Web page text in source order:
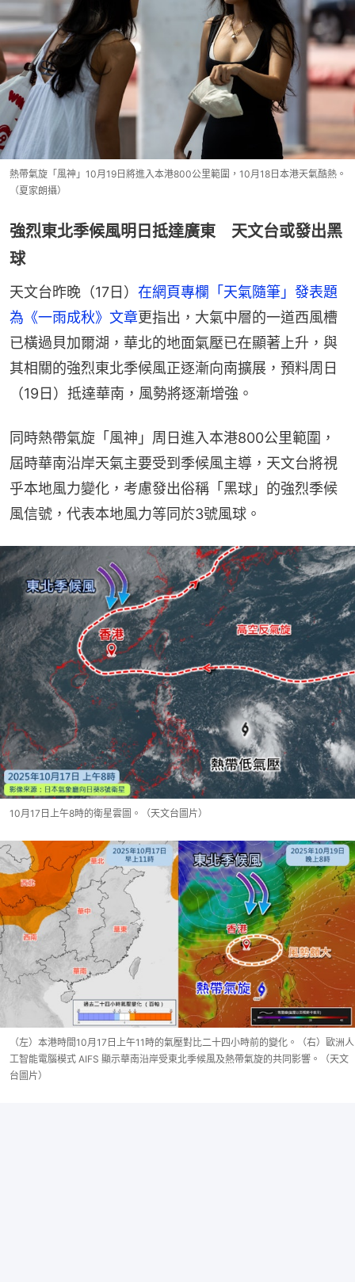
熱帶氣旋「風神」10月19日將進入本港800公里範圍，10月18日本港天氣酷熱。
（夏家朗攝）
強烈東北季候風明日抵達廣東 天文台或發出黑
球
天文台昨晚（17日） 在網頁專欄「天氣隨筆」發表題
為《一雨成秋》文章更指出，大氣中層的一道西風槽
已橫過貝加爾湖，華北的地面氣壓已在顯著上升，與
其相關的強烈東北季候風正逐漸向南擴展，預料周日
（19日）抵達華南，風勢將逐漸增強。
同時熱帶氣旋「風神」周日進入本港800公里範圍，
屆時華南沿岸天氣主要受到季候風主導，天文台將視
乎本地風力變化，考慮發出俗稱「黑球」的強烈季候
風信號，代表本地風力等同於3號風球。
10月17日上午8時的衛星雲圖。（天文台圖片）
（左）本港時間10月17日上午11時的氣壓對比二十四小時前的變化。（右）歐洲人
工智能電腦模式 AIFS 顯示華南沿岸受東北季候風及熱帶氣旋的共同影響。（天文
台圖片）